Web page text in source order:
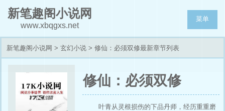
新笔趣阁小说网
www.xbqgxs.net
菜单
新笔趣阁小说网 > 玄幻小说 > 修仙：必须双修最新章节列表
修仙：必须双修
叶青从灵根损伤的下品丹师，经历重重磨